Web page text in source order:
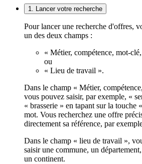
1. Lancer votre recherche
Pour lancer une recherche d'offres,
un des deux champs :
« Métier, compétence, mot-
ou
« Lieu de travail ».
Dans le champ « Métier,
vous pouvez saisir, par exemple, «
« brasserie » en tapant sur la touche
mot. Vous recherchez une offre
directement sa référence, par
Dans le champ « lieu de travail »,
saisir une commune, un
un continent.